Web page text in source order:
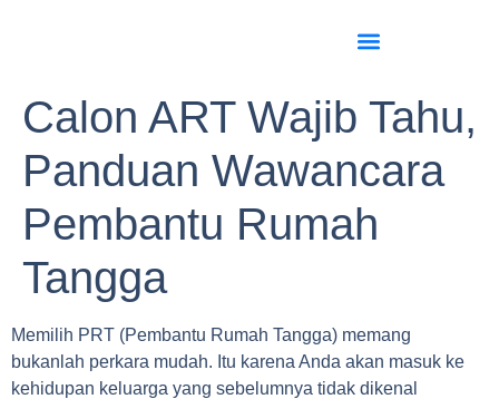
Calon ART Wajib Tahu,
Panduan Wawancara
Pembantu Rumah
Tangga
Memilih PRT (Pembantu Rumah Tangga) memang
bukanlah perkara mudah. Itu karena Anda akan masuk ke
kehidupan keluarga yang sebelumnya tidak dikenal